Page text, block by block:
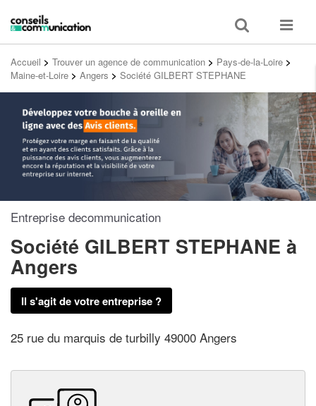
Toggle
search
Toggle
Accueil > Trouver un agence de communication > Pays-de-la-Loire >
Maine-et-Loire > Angers > Société GILBERT STEPHANE
Entreprise decommunication
Société GILBERT STEPHANE à
Angers
Il s'agit de votre entreprise ?
25 rue du marquis de turbilly 49000 Angers